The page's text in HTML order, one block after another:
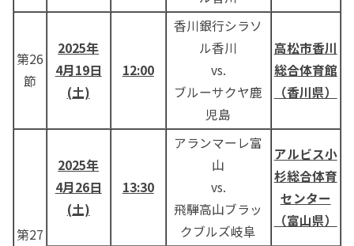
第26
節
2025年
4月19日
(土)
12:00
香川銀行シラソ
ル香川
vs.
ブルーサクヤ鹿
児島
高松市香川
総合体育館
（香川県）
第27
2025年
4月26日
(土)
13:30
アランマーレ富
山
vs.
飛騨高山ブラッ
クブルズ岐阜
アルビス小
杉総合体育
センター
（富山県）